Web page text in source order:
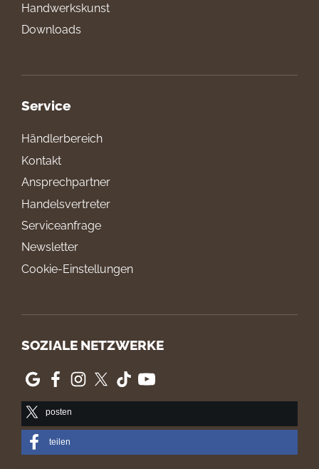
Handwerkskunst
Downloads
Service
Händlerbereich
Kontakt
Ansprechpartner
Handelsvertreter
Serviceanfrage
Newsletter
Cookie-Einstellungen
SOZIALE NETZWERKE
posten
teilen